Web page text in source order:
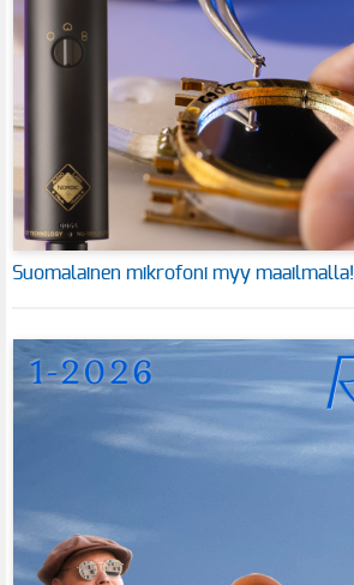
Suomalainen mikrofoni myy maailmalla!